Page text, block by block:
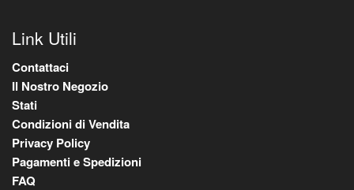
Link Utili
Contattaci
Il Nostro Negozio
Stati
Condizioni di Vendita
Privacy Policy
Pagamenti e Spedizioni
FAQ